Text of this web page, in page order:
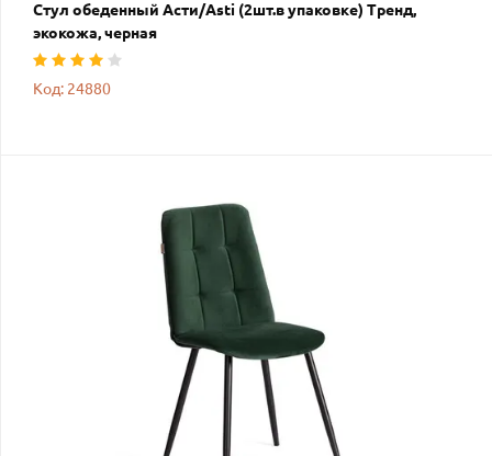
Стул обеденный Асти/Asti (2шт.в упаковке) Тренд,
экокожа, черная
Код: 24880